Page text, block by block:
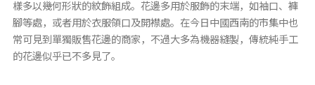
樣多以幾何形狀的紋飾組成。花邊多用於服飾的末端，如袖口、褲
腳等處，或者用於衣服領口及開襟處。在今日中國西南的市集中也
常可見到單獨販售花邊的商家，不過大多為機器縫製，傳統純手工
的花邊似乎已不多見了。